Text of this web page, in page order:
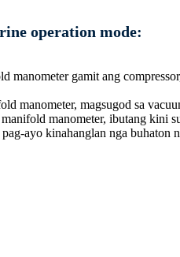
operation mode:
manometer gamit ang
manometer, magsugod sa
manometer, ibutang
ayo kinahanglan nga